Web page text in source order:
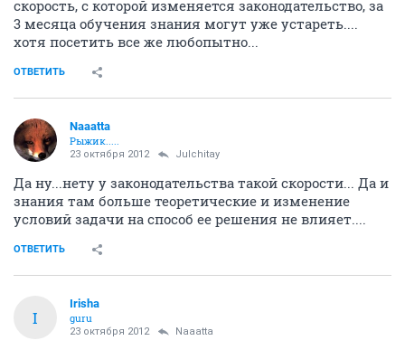
скорость, с которой изменяется законодательство, за
3 месяца обучения знания могут уже устареть....
хотя посетить все же любопытно...
ОТВЕТИТЬ
Naaatta
Рыжик.....
23 октября 2012 Julchitay
Да ну...нету у законодательства такой скорости... Да и
знания там больше теоретические и изменение
условий задачи на способ ее решения не влияет....
ОТВЕТИТЬ
I
Irisha
guru
23 октября 2012 Naaatta